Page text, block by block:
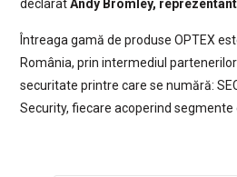
declaratAndy Bromley, reprezentant
Întreaga gamă de produse OPTEX
România, prin intermediul
securitate printre care se numără:
Security, fiecare acoperind segmente